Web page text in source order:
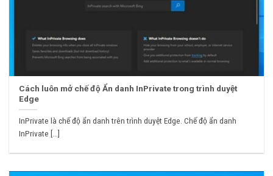
Cách luôn mở chế độ Ẩn danh InPrivate trong trình duyệt
Edge
InPrivate là chế độ ẩn danh trên trình duyệt Edge. Chế độ ẩn danh
InPrivate [...]